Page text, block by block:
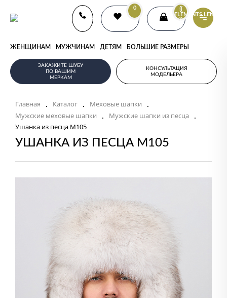
0
{{
ELEMENTS.LENGTH
}}
ЖЕНЩИНАМ МУЖЧИНАМ ДЕТЯМ БОЛЬШИЕ РАЗМЕРЫ
ЗАКАЖИТЕ ШУБУ
ПО ВАШИМ
МЕРКАМ
КОНСУЛЬТАЦИЯ
МОДЕЛЬЕРА
Главная . Каталог . Меховые шапки .
Мужские меховые шапки . Мужские шапки из песца .
Ушанка из песца M105
УШАНКА ИЗ ПЕСЦА M105